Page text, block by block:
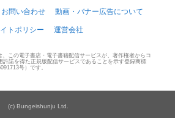
お問い合わせ 動画・バナー広告について
トポリシー 運営会社
、この電子書店・電子書籍配信サービスが、著作権者からコ
許諾を得た正規版配信サービスであることを示す登録商標
号）です。
(c) Bungeishunju Ltd.